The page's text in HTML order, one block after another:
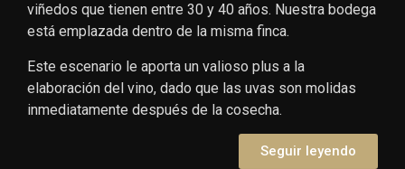
viñedos que tienen entre 30 y 40 años. Nuestra bodega
está emplazada dentro de la misma finca.
Este escenario le aporta un valioso plus a la
elaboración del vino, dado que las uvas son molidas
inmediatamente después de la cosecha.
Seguir leyendo